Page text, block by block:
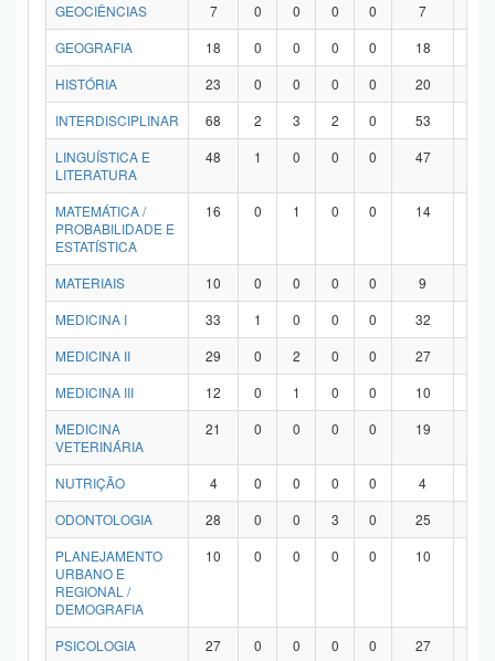
GEOCIÊNCIAS
7 0 0 0 0 7
GEOGRAFIA
18 0 0 0 0 18
HISTÓRIA
23 0 0 0 0 20
INTERDISCIPLINAR
68 2 3 2 0 53
LINGUÍSTICA E
LITERATURA
48 1 0 0 0 47
MATEMÁTICA /
PROBABILIDADE E
ESTATÍSTICA
16 0 1 0 0 14
MATERIAIS 10 0 0 0 0 9
MEDICINA I
33 1 0 0 0 32
MEDICINA II
29 0 2 0 0 27
MEDICINA III
12 0 1 0 0 10
MEDICINA
VETERINÁRIA
21 0 0 0 0 19
NUTRIÇÃO 4 0 0 0 0 4
ODONTOLOGIA
28 0 0 3 0 25
PLANEJAMENTO
URBANO E
REGIONAL /
DEMOGRAFIA
10 0 0 0 0 10
PSICOLOGIA 27 0 0 0 0 27